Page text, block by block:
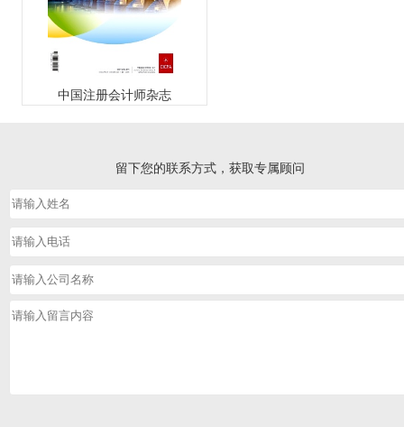
中国注册会计师杂志
留下您的联系方式，获取专属顾问